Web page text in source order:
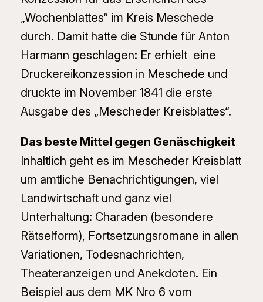
„Wochenblattes“ im Kreis Meschede
durch. Damit hatte die Stunde für Anton
Harmann geschlagen: Er erhielt eine
Druckereikonzession in Meschede und
druckte im November 1841 die erste
Ausgabe des „Mescheder Kreisblattes“.
Das beste Mittel gegen Genäschigkeit
Inhaltlich geht es im Mescheder Kreisblatt
um amtliche Benachrichtigungen, viel
Landwirtschaft und ganz viel
Unterhaltung: Charaden (besondere
Rätselform), Fortsetzungsromane in allen
Variationen, Todesnachrichten,
Theateranzeigen und Anekdoten. Ein
Beispiel aus dem MK Nro 6 vom